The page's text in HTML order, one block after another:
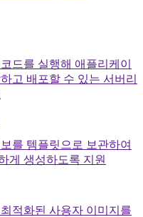
드를 실행해 애플리케이
고 배포할 수 있는 서버리
를 템플릿으로 보관하여
게 생성하도록 지원
적화된 사용자 이미지를